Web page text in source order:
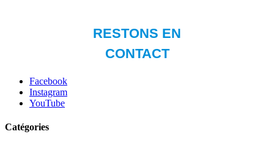
Facebook
Instagram
YouTube
Catégories